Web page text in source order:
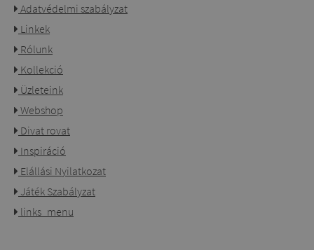
Adatvédelmi szabályzat
Linkek
Rólunk
Kollekció
Üzleteink
Webshop
Divat rovat
Inspiráció
Elállási Nyilatkozat
Játék Szabályzat
links_menu